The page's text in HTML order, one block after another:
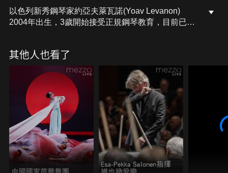
以色列新秀鋼琴家約亞夫萊瓦諾(Yoav Levanon)
2004年出生，3歲開始接受正規鋼琴教育，目前已是
同演出，音樂會名稱則是以「最高榮譽-在音樂世界
中最年經的鋼琴家」為主題；2019年成為史上最年輕
登上瑞士韋爾比耶音樂節舞台的演奏家；2020年與鋼
琴女王阿格麗希一起參與位於德國埃茂宮所舉辦的鋼
琴高峰會；2021年則參與大師巴倫波因的一項重大影
音計畫。此外，他也在路易威登藝術中心、法國廣播
電台音樂廳，以及歐洲各地演出。
其他人也看了